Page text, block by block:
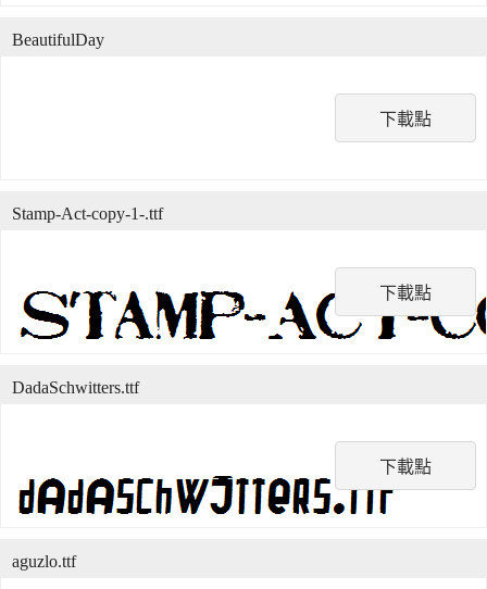
下載點
BeautifulDay
下載點
Stamp-Act-copy-1-.ttf
下載點
DadaSchwitters.ttf
aguzlo.ttf